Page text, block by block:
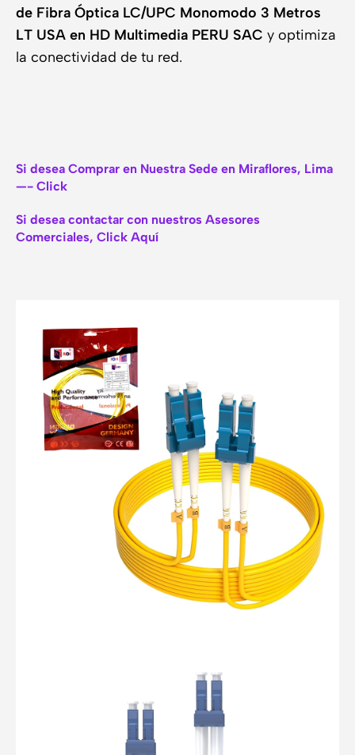
de Fibra Óptica LC/UPC Monomodo 3 Metros
LT USA en HD Multimedia PERU SAC y optimiza
la conectividad de tu red.
Si desea Comprar en Nuestra Sede en Miraflores, Lima
—- Click
Si desea contactar con nuestros Asesores
Comerciales, Click Aquí